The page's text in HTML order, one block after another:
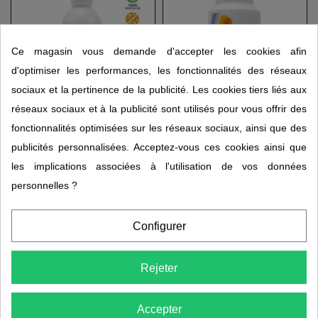
Desmodium (200 ml)
MGD NATURE
(1)
9,95 €
L'équilibre vital MBE
(gélules)
28,95 €
Ce magasin vous demande d'accepter les cookies afin
d'optimiser les performances, les fonctionnalités des réseaux
sociaux et la pertinence de la publicité. Les cookies tiers liés aux
réseaux sociaux et à la publicité sont utilisés pour vous offrir des
fonctionnalités optimisées sur les réseaux sociaux, ainsi que des
publicités personnalisées. Acceptez-vous ces cookies ainsi que
les implications associées à l'utilisation de vos données
personnelles ?
Configurer
Rejeter
Accepter